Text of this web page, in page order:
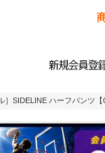
］SIDELINE ハーフパンツ【